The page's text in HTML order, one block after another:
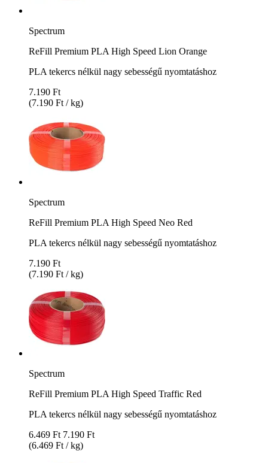
Spectrum
ReFill Premium PLA High Speed Lion Orange
PLA tekercs nélkül nagy sebességű nyomtatáshoz
7.190 Ft
(7.190 Ft / kg)
Spectrum
ReFill Premium PLA High Speed Neo Red
PLA tekercs nélkül nagy sebességű nyomtatáshoz
7.190 Ft
(7.190 Ft / kg)
Spectrum
ReFill Premium PLA High Speed Traffic Red
PLA tekercs nélkül nagy sebességű nyomtatáshoz
6.469 Ft 7.190 Ft
(6.469 Ft / kg)